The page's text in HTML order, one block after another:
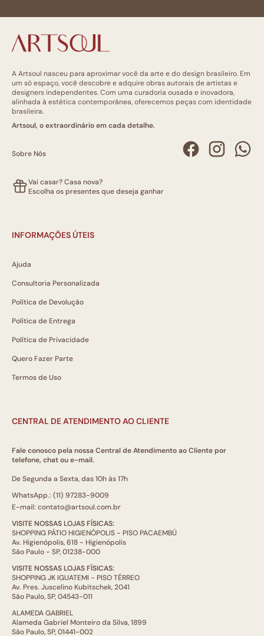
A Artsoul nasceu para aproximar você da arte e do design brasileiro. Em
um só espaço, você descobre e adquire obras autorais de artistas e
designers independentes. Com uma curadoria ousada e inovadora,
alinhada à estética contemporânea, oferecemos peças com identidade
brasileira.
Artsoul, o extraordinário em cada detalhe.
Sobre Nós
Vai casar? Casa nova?
Escolha os presentes que deseja ganhar
INFORMAÇÕES ÚTEIS
Ajuda
Consultoria Personalizada
Política de Devolução
Política de Entrega
Política de Privacidade
Quero Fazer Parte
Termos de Uso
CENTRAL DE ATENDIMENTO AO CLIENTE
Fale conosco pela nossa Central de Atendimento ao Cliente por
telefone, chat ou e-mail.
De Segunda a Sexta, das 10h às 17h
WhatsApp.: (11) 97283-9009
E-mail: contato@artsoul.com.br
VISITE NOSSAS LOJAS FÍSICAS:
SHOPPING PÁTIO HIGIENÓPOLIS - PISO PACAEMBÚ
Av. Higienópolis, 618 - Higienópolis
São Paulo - SP, 01238-000
VISITE NOSSAS LOJAS FÍSICAS:
SHOPPING JK IGUATEMI - PISO TÉRREO
Av. Pres. Juscelino Kubitschek, 2041
São Paulo, SP, 04543-011
ALAMEDA GABRIEL
Alameda Gabriel Monteiro da Silva, 1899
São Paulo, SP, 01441-002